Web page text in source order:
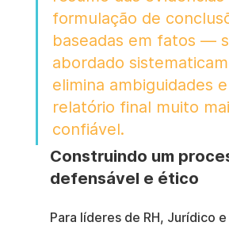
formulação de
baseadas em fatos —
abordado
elimina ambiguidades
relatório final muito
confiável.
Construindo um
defensável e ético
Para líderes de RH, Jurídico